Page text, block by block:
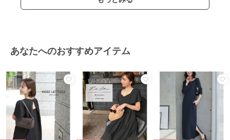
タイト ホワイト、5分袖 ホワイ
ック×オフ、ノースリーブ ベージ
ビー、ノースリーブ ブラック
サイズ S,M
素材
ポリエステル 100％
商品のお取り扱い方法
特徴
ワンピースドレス
あなたへのおすすめアイテム